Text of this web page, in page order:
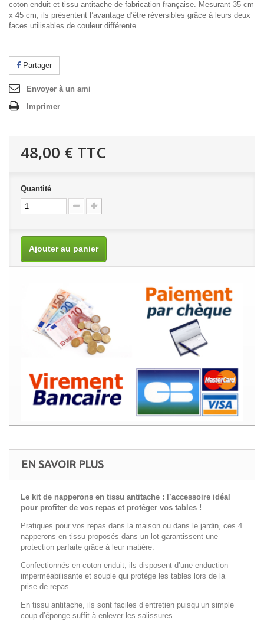
coton enduit et tissu antitache de fabrication française. Mesurant 35 cm
x 45 cm, ils présentent l’avantage d’être réversibles grâce à leurs deux
faces utilisables de couleur différente.
Partager
Envoyer à un ami
Imprimer
48,00 € TTC
Quantité
Ajouter au panier
EN SAVOIR PLUS
Le kit de napperons en tissu antitache : l’accessoire idéal
pour profiter de vos repas et protéger vos tables !
Pratiques pour vos repas dans la maison ou dans le jardin, ces 4
napperons en tissu proposés dans un lot garantissent une
protection parfaite grâce à leur matière.
Confectionnés en coton enduit, ils disposent d’une enduction
imperméabilisante et souple qui protège les tables lors de la
prise de repas.
En tissu antitache, ils sont faciles d’entretien puisqu’un simple
coup d’éponge suffit à enlever les salissures.